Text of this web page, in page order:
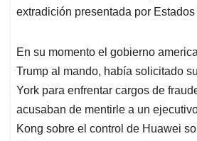
extradición presentada por
En su momento el gobierno
Trump al mando, había solicitado
York para enfrentar cargos de
acusaban de mentirle a un
Kong sobre el control de Huawei